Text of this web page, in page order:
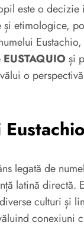
este o
etimologice,
și
o
legată de
latină directă.
culturi și
conexiuni